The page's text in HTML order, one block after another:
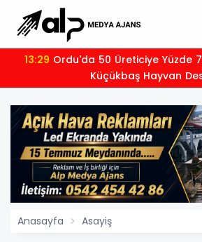
13:29
Küçükbaş Hayvan
Anasayfa Asayiş